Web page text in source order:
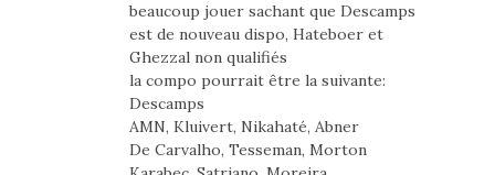
beaucoup jouer sachant que Descamps
est de nouveau dispo, Hateboer et
Ghezzal non qualifiés
la compo pourrait être la suivante:
Descamps
AMN, Kluivert, Nikahaté, Abner
De Carvalho, Tesseman, Morton